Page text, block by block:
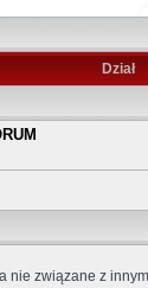
Dział
nie związane z